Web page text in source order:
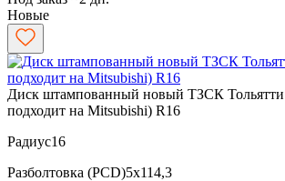
Новые
Диск штампованный новый ТЗСК Тольятти
подходит на Mitsubishi) R16
Радиус16
Разболтовка (PCD)5x114,3